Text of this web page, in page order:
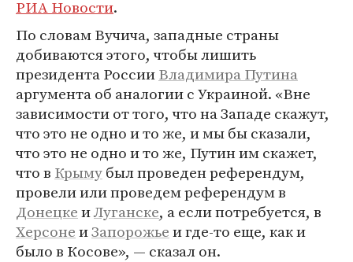
РИА Новости.
По словам Вучича, западные страны
добиваются этого, чтобы лишить
президента РоссииВладимира Путина
аргумента об аналогии с Украиной. «Вне
зависимости от того, что на Западе скажут,
что это не одно и то же, и мы бы сказали,
что это не одно и то же, Путин им скажет,
что в Крымубыл проведен референдум,
провели или проведем референдум в
ДонецкеиЛуганске, а если потребуется, в
ХерсонеиЗапорожьеи где-то еще, как и
было в Косове», — сказал он.